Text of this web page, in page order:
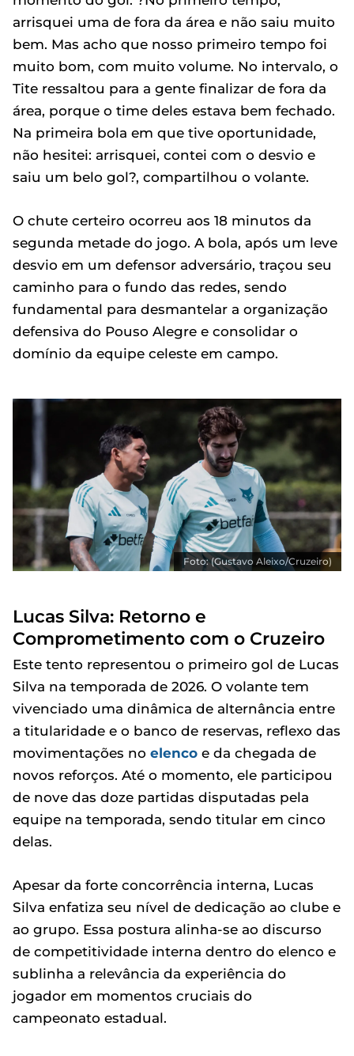
arrisquei uma de fora da área e não saiu muito
bem. Mas acho que nosso primeiro tempo foi
muito bom, com muito volume. No intervalo, o
Tite ressaltou para a gente finalizar de fora da
área, porque o time deles estava bem fechado.
Na primeira bola em que tive oportunidade,
não hesitei: arrisquei, contei com o desvio e
saiu um belo gol?, compartilhou o volante.
O chute certeiro ocorreu aos 18 minutos da
segunda metade do jogo. A bola, após um leve
desvio em um defensor adversário, traçou seu
caminho para o fundo das redes, sendo
fundamental para desmantelar a organização
defensiva do Pouso Alegre e consolidar o
domínio da equipe celeste em campo.
Foto: (Gustavo Aleixo/Cruzeiro)
Lucas Silva: Retorno e
Comprometimento com o Cruzeiro
Este tento representou o primeiro gol de Lucas
Silva na temporada de 2026. O volante tem
vivenciado uma dinâmica de alternância entre
a titularidade e o banco de reservas, reflexo das
movimentações no elenco e da chegada de
novos reforços. Até o momento, ele participou
de nove das doze partidas disputadas pela
equipe na temporada, sendo titular em cinco
delas.
Apesar da forte concorrência interna, Lucas
Silva enfatiza seu nível de dedicação ao clube e
ao grupo. Essa postura alinha-se ao discurso
de competitividade interna dentro do elenco e
sublinha a relevância da experiência do
jogador em momentos cruciais do
campeonato estadual.